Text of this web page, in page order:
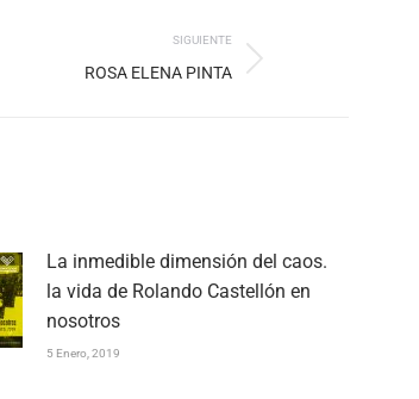
SIGUIENTE
ROSA ELENA PINTA
La inmedible dimensión del caos.
la vida de Rolando Castellón en
nosotros
5 Enero, 2019